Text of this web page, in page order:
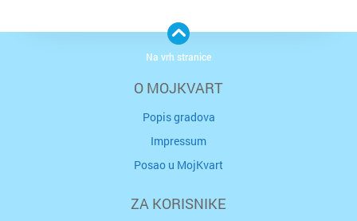
O MOJKVART
Popis gradova
Impressum
Posao u MojKvart
ZA KORISNIKE
Na vrh stranice